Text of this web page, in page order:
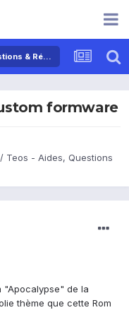
Samsung Galaxy Naos / Teos - Aides, Questions & Réponses
formware
Teos - Aides, Questions
"Apocalypse" de la
thème que cette Rom